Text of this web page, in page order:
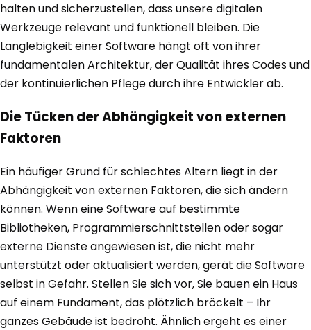
halten und sicherzustellen, dass unsere digitalen
Werkzeuge relevant und funktionell bleiben. Die
Langlebigkeit einer Software hängt oft von ihrer
fundamentalen Architektur, der Qualität ihres Codes und
der kontinuierlichen Pflege durch ihre Entwickler ab.
Die Tücken der Abhängigkeit von externen
Faktoren
Ein häufiger Grund für schlechtes Altern liegt in der
Abhängigkeit von externen Faktoren, die sich ändern
können. Wenn eine Software auf bestimmte
Bibliotheken, Programmierschnittstellen oder sogar
externe Dienste angewiesen ist, die nicht mehr
unterstützt oder aktualisiert werden, gerät die Software
selbst in Gefahr. Stellen Sie sich vor, Sie bauen ein Haus
auf einem Fundament, das plötzlich bröckelt – Ihr
ganzes Gebäude ist bedroht. Ähnlich ergeht es einer